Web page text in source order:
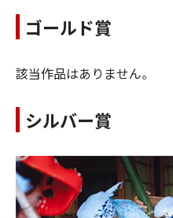
ゴールド賞
該当作品はありません。
シルバー賞